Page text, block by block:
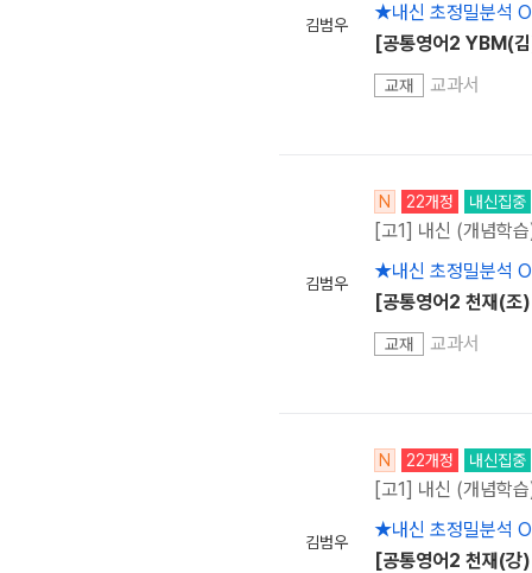
김범우
★내신 초정밀분석
[공통영어2 YBM(
교재 교과서
김범우
N 22개정 내신집중
[고1] 내신 (개념학
★내신 초정밀분석
[공통영어2 천재(조
교재 교과서
김범우
N 22개정 내신집중
[고1] 내신 (개념학
★내신 초정밀분석
[공통영어2 천재(강